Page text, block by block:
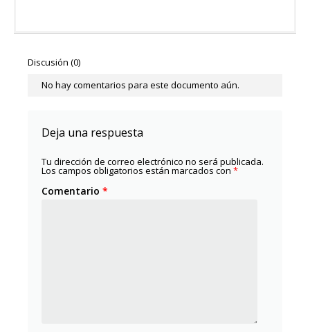
Discusión (0)
No hay comentarios para este documento aún.
Deja una respuesta
Tu dirección de correo electrónico no será publicada.
Los campos obligatorios están marcados con *
Comentario *